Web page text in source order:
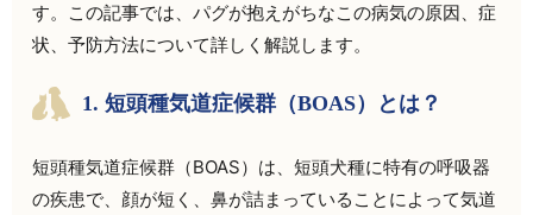
す。この記事では、パグが抱えがちなこの病気の原因、症
状、予防方法について詳しく解説します。
1. 短頭種気道症候群（BOAS）とは？
短頭種気道症候群（BOAS）は、短頭犬種に特有の呼吸器
の疾患で、顔が短く、鼻が詰まっていることによって気道